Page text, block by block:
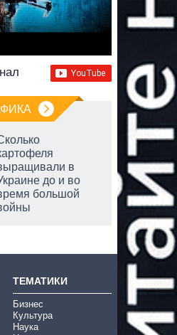
в
до и во
большой
ТЕМАТИКИ
Бизнес
Культура
Наука